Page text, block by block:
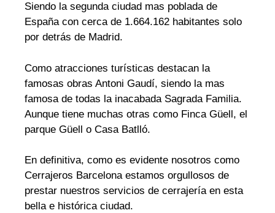
Siendo la segunda ciudad mas poblada de
España con cerca de 1.664.162 habitantes solo
por detrás de Madrid.
Como atracciones turísticas destacan la
famosas obras Antoni Gaudí, siendo la mas
famosa de todas la inacabada Sagrada Familia.
Aunque tiene muchas otras como Finca Güell, el
parque Güell o Casa Batlló.
En definitiva, como es evidente nosotros como
Cerrajeros Barcelona estamos orgullosos de
prestar nuestros servicios de cerrajería en esta
bella e histórica ciudad.